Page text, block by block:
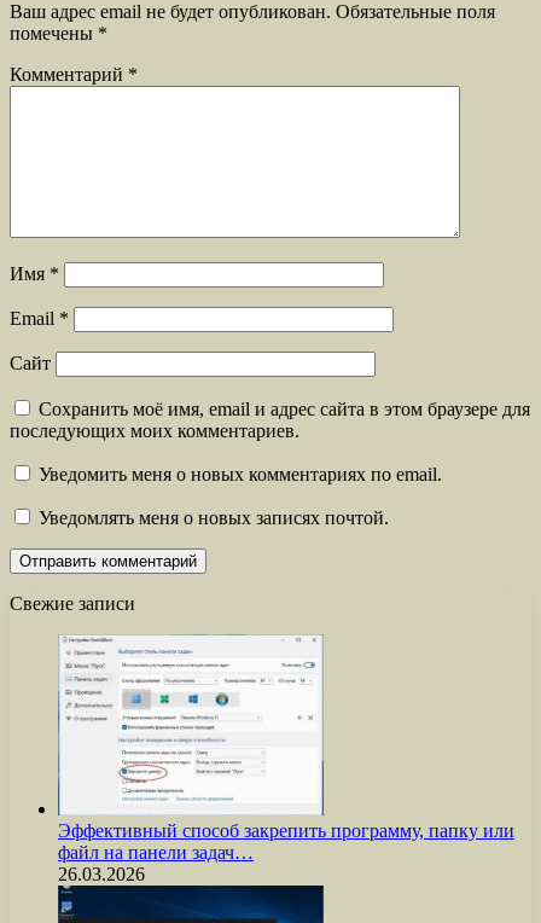
Ваш адрес email не будет опубликован. Обязательные поля
помечены *
Комментарий *
Имя *
Email *
Сайт
Сохранить моё имя, email и адрес сайта в этом браузере для
последующих моих комментариев.
Уведомить меня о новых комментариях по email.
Уведомлять меня о новых записях почтой.
Свежие записи
Эффективный способ закрепить программу, папку или
файл на панели задач…
26.03.2026